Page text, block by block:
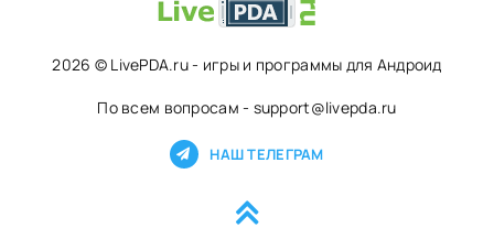
2026 © LivePDA.ru - игры и программы для Андроид
По всем вопросам - support@livepda.ru
НАШ ТЕЛЕГРАМ